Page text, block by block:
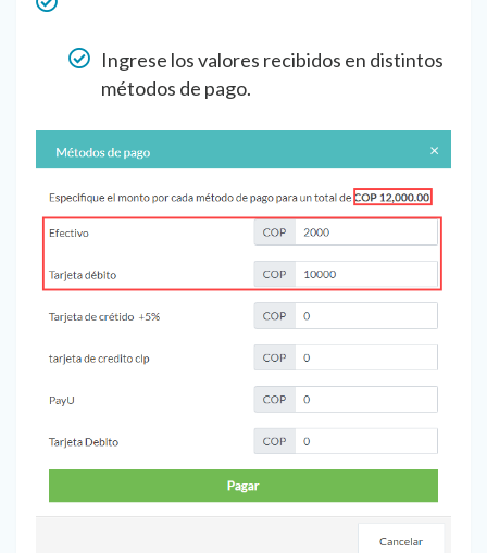
Ingrese los valores recibidos en distintos
métodos de pago.